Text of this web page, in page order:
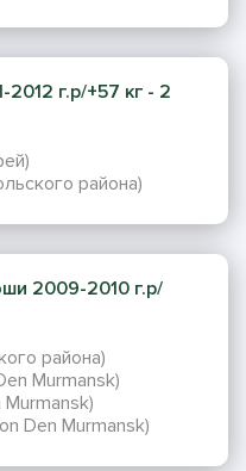
2012 г.р/+57 кг - 2
района)
2009-2010 г.р/
района)
Murmansk)
Den Murmansk)